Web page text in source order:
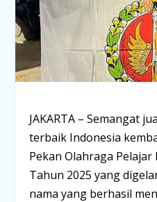
JAKARTA – Semangat
terbaik Indonesia
Pekan Olahraga Pelajar
Tahun 2025 yang
nama yang berhasil